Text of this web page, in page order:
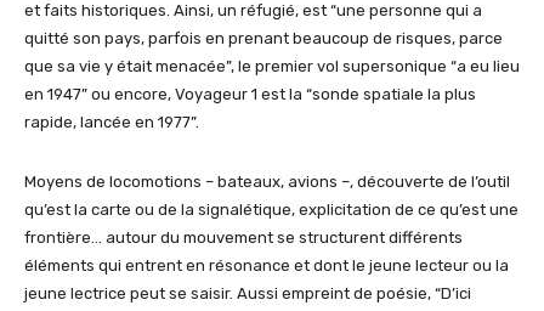
et faits historiques. Ainsi, un réfugié, est “une personne qui a
quitté son pays, parfois en prenant beaucoup de risques, parce
que sa vie y était menacée”, le premier vol supersonique “a eu lieu
en 1947” ou encore, Voyageur 1 est la “sonde spatiale la plus
rapide, lancée en 1977”.
Moyens de locomotions – bateaux, avions –, découverte de l’outil
qu’est la carte ou de la signalétique, explicitation de ce qu’est une
frontière… autour du mouvement se structurent différents
éléments qui entrent en résonance et dont le jeune lecteur ou la
jeune lectrice peut se saisir. Aussi empreint de poésie, “D’ici